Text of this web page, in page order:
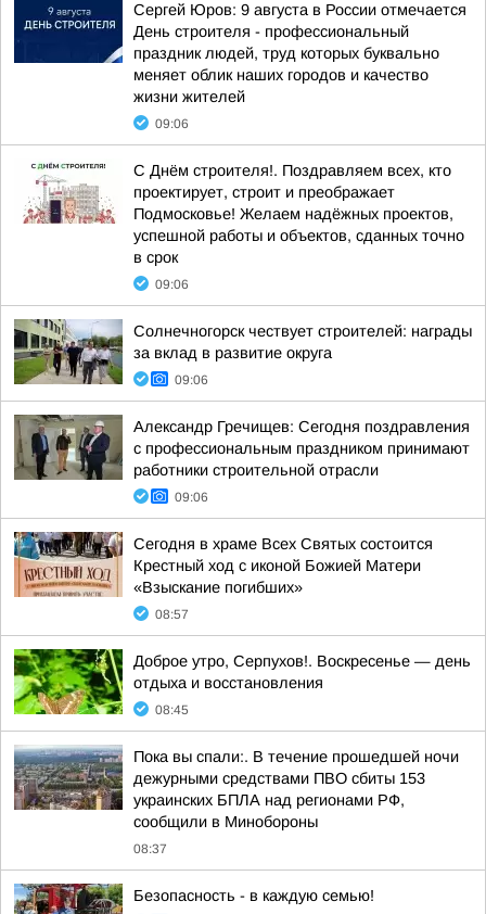
Сергей Юров: 9 августа в России отмечается
День строителя - профессиональный
праздник людей, труд которых буквально
меняет облик наших городов и качество
жизни жителей
09:06
С Днём строителя!. Поздравляем всех, кто
проектирует, строит и преображает
Подмосковье! Желаем надёжных проектов,
успешной работы и объектов, сданных точно
в срок
09:06
Солнечногорск чествует строителей: награды
за вклад в развитие округа
09:06
Александр Гречищев: Сегодня поздравления
с профессиональным праздником принимают
работники строительной отрасли
09:06
Сегодня в храме Всех Святых состоится
Крестный ход с иконой Божией Матери
«Взыскание погибших»
08:57
Доброе утро, Серпухов!. Воскресенье — день
отдыха и восстановления
08:45
Пока вы спали:. В течение прошедшей ночи
дежурными средствами ПВО сбиты 153
украинских БПЛА над регионами РФ,
сообщили в Минобороны
08:37
Безопасность - в каждую семью!